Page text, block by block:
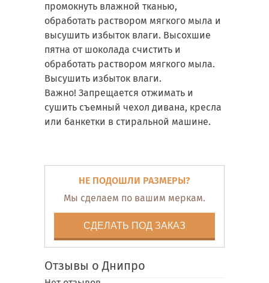
промокнуть влажной тканью,
обработать раствором мягкого мыла и
высушить избыток влаги. Высохшие
пятна от шоколада счистить и
обработать раствором мягкого мыла.
Высушить избыток влаги.
Важно! Запрещается отжимать и
сушить съемный чехол дивана, кресла
или банкетки в стиральной машине.
НЕ ПОДОШЛИ РАЗМЕРЫ?
Мы сделаем по вашим меркам.
СДЕЛАТЬ ПОД ЗАКАЗ
Отзывы о Днипро